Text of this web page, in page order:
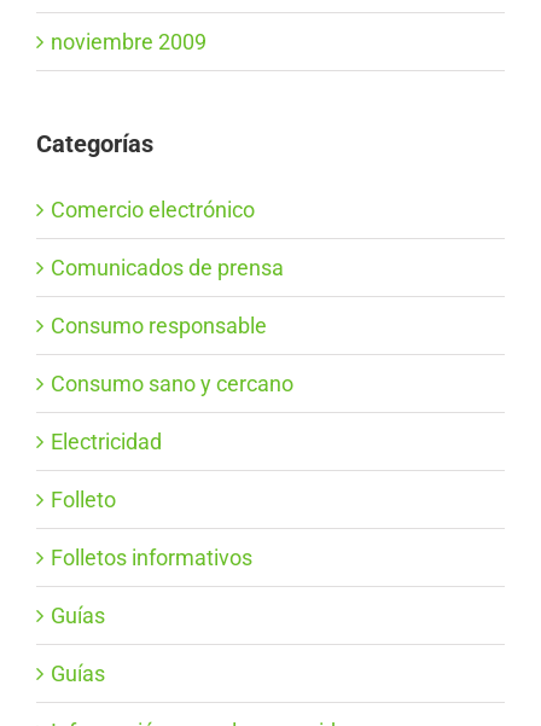
noviembre 2009
Categorías
Comercio electrónico
Comunicados de prensa
Consumo responsable
Consumo sano y cercano
Electricidad
Folleto
Folletos informativos
Guías
Guías